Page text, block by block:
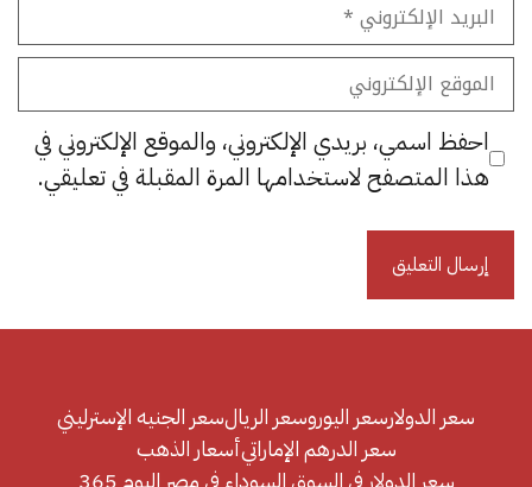
الإلكتروني
الموقع
الإلكتروني
احفظ اسمي، بريدي الإلكتروني، والموقع الإلكتروني في
هذا المتصفح لاستخدامها المرة المقبلة في تعليقي.
سعر الدولارسعر اليوروسعر الريالسعر الجنيه الإسترليني
سعر الدرهم الإماراتيأسعار الذهب
سعر الدولار في السوق السوداء في مصر اليوم 365